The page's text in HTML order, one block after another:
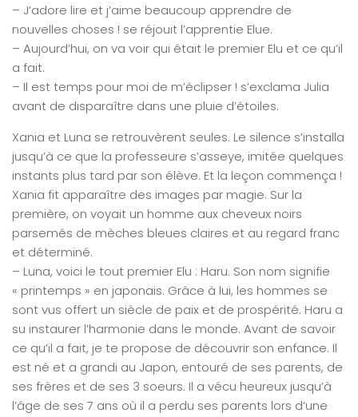
– J’adore lire et j’aime beaucoup apprendre de
nouvelles choses ! se réjouit l’apprentie Elue.
– Aujourd’hui, on va voir qui était le premier Elu et ce qu’il
a fait.
– Il est temps pour moi de m’éclipser ! s’exclama Julia
avant de disparaître dans une pluie d’étoiles.
Xania et Luna se retrouvèrent seules. Le silence s’installa
jusqu’à ce que la professeure s’asseye, imitée quelques
instants plus tard par son élève. Et la leçon commença !
Xania fit apparaître des images par magie. Sur la
première, on voyait un homme aux cheveux noirs
parsemés de mèches bleues claires et au regard franc
et déterminé.
– Luna, voici le tout premier Elu : Haru. Son nom signifie
« printemps » en japonais. Grâce à lui, les hommes se
sont vus offert un siècle de paix et de prospérité. Haru a
su instaurer l’harmonie dans le monde. Avant de savoir
ce qu’il a fait, je te propose de découvrir son enfance. Il
est né et a grandi au Japon, entouré de ses parents, de
ses frères et de ses 3 soeurs. Il a vécu heureux jusqu’à
l’âge de ses 7 ans où il a perdu ses parents lors d’une